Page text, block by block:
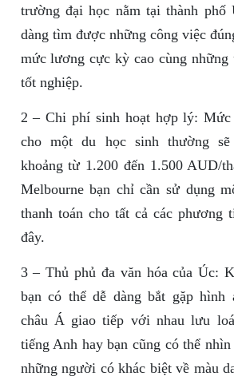
trường đại học nằm tại thành phố
dàng tìm được những công việc
mức lương cực kỳ cao cùng
tốt nghiệp.
2 – Chi phí sinh hoạt hợp lý:
cho một du học sinh thường
khoảng từ 1.200 đến 1.500 AUD/
Melbourne bạn chỉ cần sử dụng
thanh toán cho tất cả các phương
đây.
3 – Thủ phủ đa văn hóa của Úc:
bạn có thể dễ dàng bắt gặp hình
châu Á giao tiếp với nhau lưu
tiếng Anh hay bạn cũng có thể
những người có khác biệt về màu